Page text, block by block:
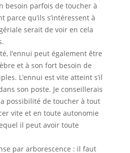
besoin parfois de toucher à
parce qu’ils s’intéressent à
serait de voir en cela
l’ennui peut également être
et à son fort besoin de
L’ennui est vite atteint s’il
son poste. Je conseillerais
possibilité de toucher à tout
vite et en toute autonomie
il peut avoir toute
par arborescence : il faut